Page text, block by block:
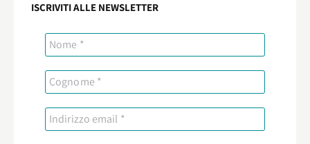
ISCRIVITI ALLE NEWSLETTER